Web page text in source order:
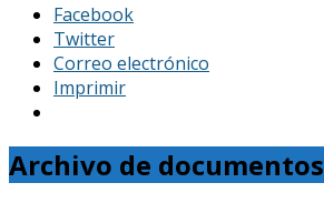
Facebook
Twitter
Correo electrónico
Imprimir
Archivo de documentos